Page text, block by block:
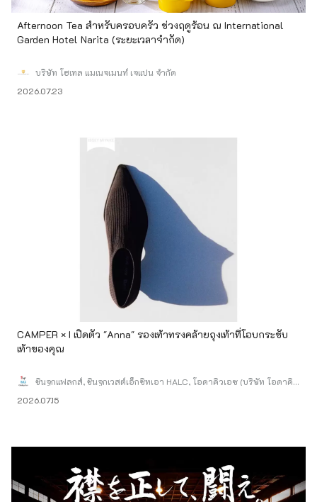
Afternoon Tea สำหรับครอบครัว ช่วงฤดูร้อน ณ International
Garden Hotel Narita (ระยะเวลาจำกัด)
บริษัท โฮเทล แมเนจเมนท์ เจแปน จำกัด
2026.07.23
CAMPER × I เปิดตัว "Anna" รองเท้าทรงคล้ายถุงเท้าที่โอบกระชับ
เท้าของคุณ
ชินจูกุแฟลกส์, ชินจูกุเวสต์เอ็กซิทเอา HALC, โอดาคิวเอซ (บริษัท โอดาคิว
2026.07.15